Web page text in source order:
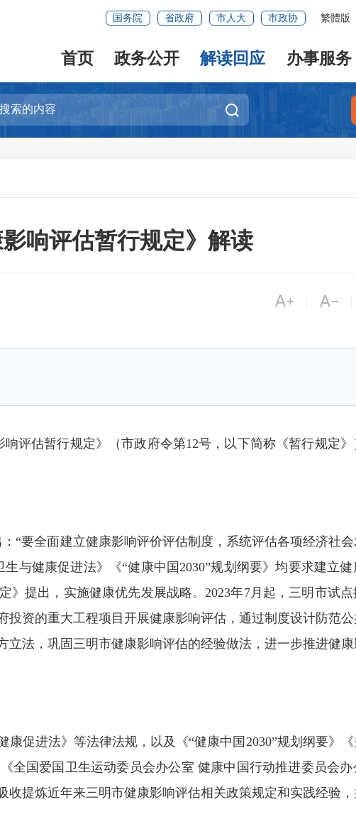
国务院 省政府 市人大 市政协 繁體版
首页 政务公开 解读回应 办事服务
影响评估暂行规定》解读
 
估暂行规定》（市政府令第12号，以下简称《暂行规定》
要全面建立健康影响评价评估制度，系统评估各项经济社会
与健康促进法》《“健康中国2030”规划纲要》均要求建立健
》提出，实施健康优先发展战略。2023年7月起，三明市试
资的重大工程项目开展健康影响评估，通过制度设计防范
法，巩固三明市健康影响评估的经验做法，进一步推进健
进法》等法律法规，以及《“健康中国2030”规划纲要》《
全国爱国卫生运动委员会办公室 健康中国行动推进委员会
提炼近年来三明市健康影响评估相关政策规定和实践经验